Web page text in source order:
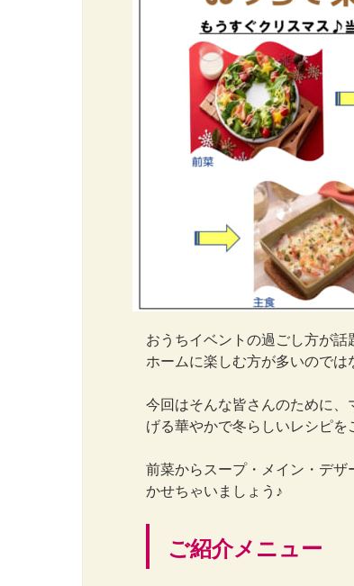
おうちイベントの過ごし方が
ホームに楽しむ方が多いのでは
今回はそんな皆さんのために
げる華やかで冬らしいレシピを
前菜からスープ・メイン・デ
かせちゃいましょう♪
ご紹介メニュー